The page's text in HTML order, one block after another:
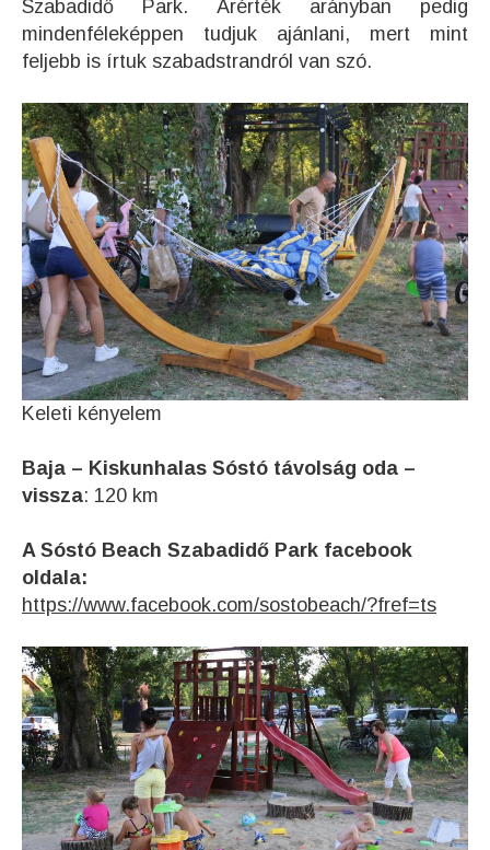
Szabadidő Park. Árérték arányban pedig
mindenféleképpen tudjuk ajánlani, mert mint
feljebb is írtuk szabadstrandról van szó.
Keleti kényelem
Baja – Kiskunhalas Sóstó távolság oda –
vissza: 120 km
A Sóstó Beach Szabadidő Park facebook
oldala:
https://www.facebook.com/sostobeach/?fref=ts